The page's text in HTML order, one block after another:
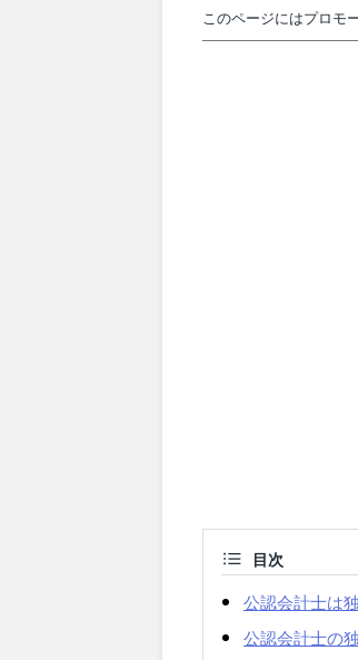
このページにはプロモ
目次
公認会計士は
公認会計士の